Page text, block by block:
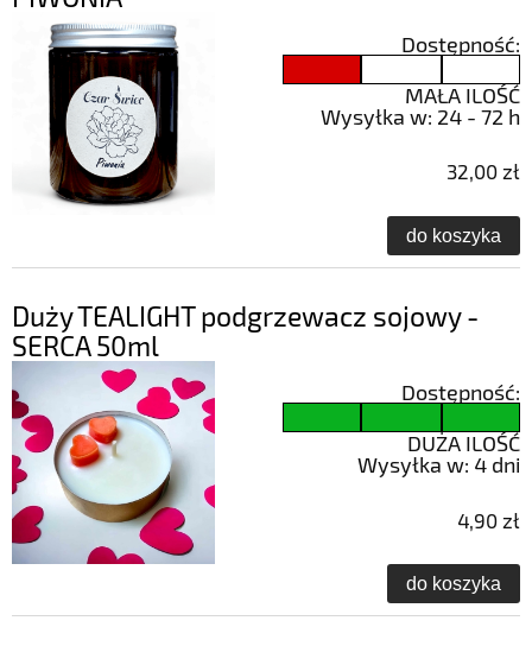
Dostępność:
MAŁA ILOŚĆ
Wysyłka w: 24 - 72 h
32,00 zł
do koszyka
Duży TEALIGHT podgrzewacz sojowy -
SERCA 50ml
Dostępność:
DUŻA ILOŚĆ
Wysyłka w: 4 dni
4,90 zł
do koszyka